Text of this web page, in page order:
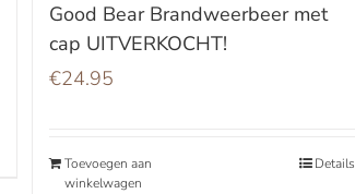
Good Bear Brandweerbeer met
cap UITVERKOCHT!
€24.95
Toevoegen aan
winkelwagen
Details